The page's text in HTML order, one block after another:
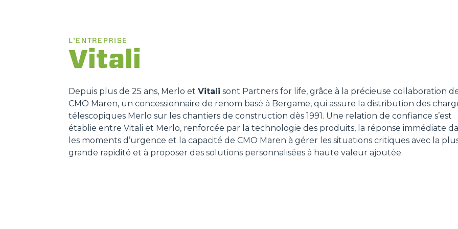
GODET
FOURCHES ET PINCES
L'ENTREPRISE
Vitali
Depuis plus de 25 ans, Merlo et Vitali sont Partners for life, grâce à la précieuse collaboration
CMO Maren, un concessionnaire de renom basé à Bergame, qui assure la distribution des
télescopiques Merlo sur les chantiers de construction dès 1991. Une relation de confiance s’est
établie entre Vitali et Merlo, renforcée par la technologie des produits, la réponse immédiate
les moments d’urgence et la capacité de CMO Maren à gérer les situations critiques avec la
grande rapidité et à proposer des solutions personnalisées à haute valeur ajoutée.